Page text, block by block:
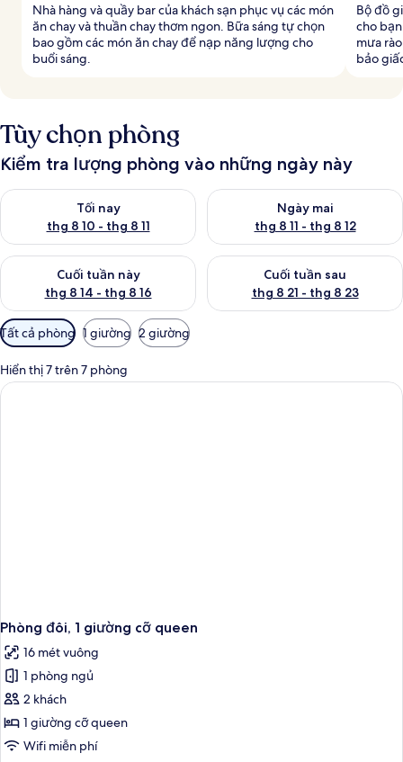
Nhà hàng và quầy bar của khách sạn phục vụ các món
ăn chay và thuần chay thơm ngon. Bữa sáng tự chọn
bao gồm các món ăn chay để nạp năng lượng cho
buổi sáng.
Bộ đồ
cho
mưa
bảo
Tùy chọn phòng
Kiểm tra lượng phòng vào những ngày này
Tối nay
thg 8 10 - thg 8 11
Kiểm tra lượng phòng tối nay từ thg 8 10 - thg 8 11
Ngày mai
thg 8 11 - thg 8 12
Kiểm tra lượng phòng ngày
Cuối tuần này
thg 8 14 - thg 8 16
Kiểm tra lượng phòng cuối tuần này từ thg 8 14 - thg 8 16
Cuối tuần sau
thg 8 21 - thg 8 23
Kiểm tra lượng phòng cuối
Bộ
lọc
có
thể
Tất cả phòng 1 giường 2 giường
Hiển thị 7 trên 7 phòng
Phòng đôi, 1 giường cỡ queen
16 mét vuông
1 phòng ngủ
2 khách
1 giường cỡ queen
Wifi miễn phí